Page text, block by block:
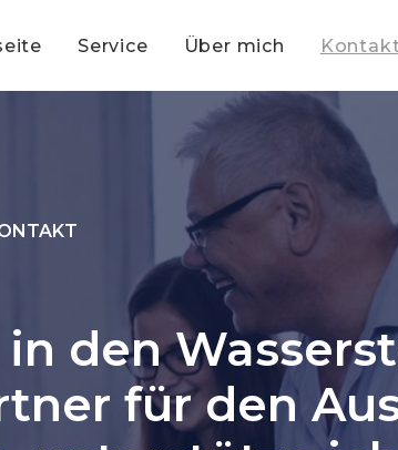
Service Über mich Kontakt
den
für den